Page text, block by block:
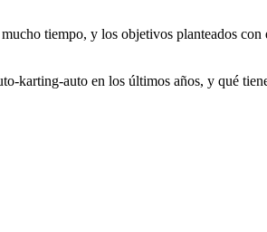
tiempo, y los objetivos planteados
karting-auto en los últimos años, y qué